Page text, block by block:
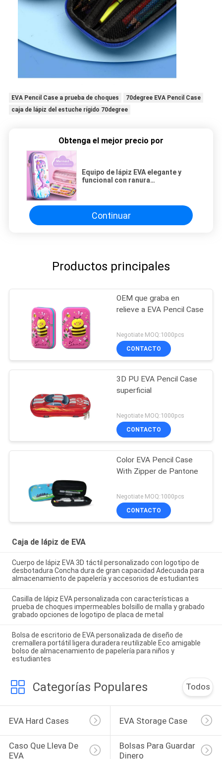
EVA Pencil Case a prueba de choques
70degree EVA Pencil Case
caja de lápiz del estuche rígido 70degree
Obtenga el mejor precio por
Equipo de lápiz EVA elegante y
funcional con ranura
Continuar
Productos principales
OEM que graba en
relieve a EVA Pencil Case
Negotiate MOQ:1000pcs
CONTACTO
3D PU EVA Pencil Case
superficial
Negotiate MOQ:1000pcs
CONTACTO
Color EVA Pencil Case
With Zipper de Pantone
Negotiate MOQ:1000pcs
CONTACTO
Caja de lápiz de EVA
Cuerpo de lápiz EVA 3D táctil personalizado con logotipo de
desbotadura Concha dura de gran capacidad Adecuada para
almacenamiento de papelería y accesorios de estudiantes
Casilla de lápiz EVA personalizada con características a
prueba de choques impermeables bolsillo de malla y grabado
grabado opciones de logotipo de placa de metal
Bolsa de escritorio de EVA personalizada de diseño de
cremallera portátil ligera duradera reutilizable Eco amigable
bolso de almacenamiento de papelería para niños y
estudiantes
Categorías Populares Todos
EVA Hard Cases EVA Storage Case
Caso Que Lleva De
EVA
Bolsas Para Guardar
Dinero